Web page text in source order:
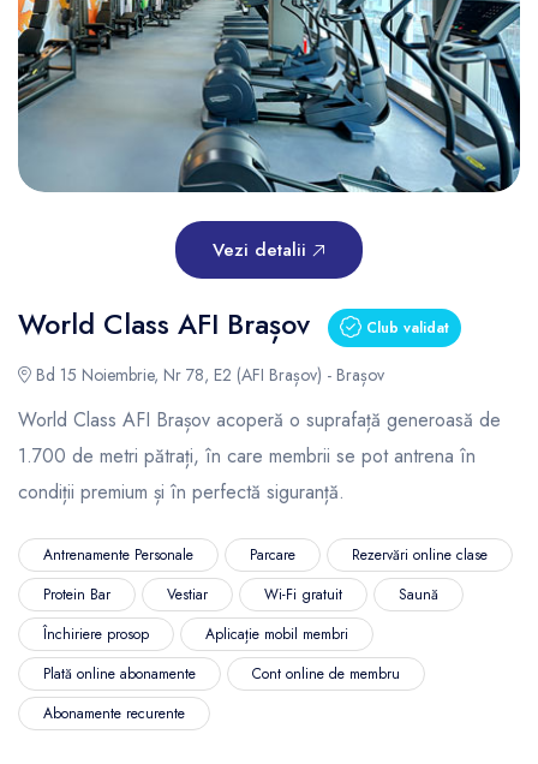
Vezi detalii
World Class AFI Brașov Club validat
Bd 15 Noiembrie, Nr 78, E2 (AFI Brașov) - Brașov
World Class AFI Brașov acoperă o suprafață generoasă de
1.700 de metri pătrați, în care membrii se pot antrena în
condiții premium și în perfectă siguranță.
Antrenamente Personale Parcare
Rezervări online clase
Protein Bar
Vestiar Wi-Fi gratuit
Saună
Închiriere prosop
Aplicație mobil membri
Plată online abonamente
Cont online de membru
Abonamente recurente